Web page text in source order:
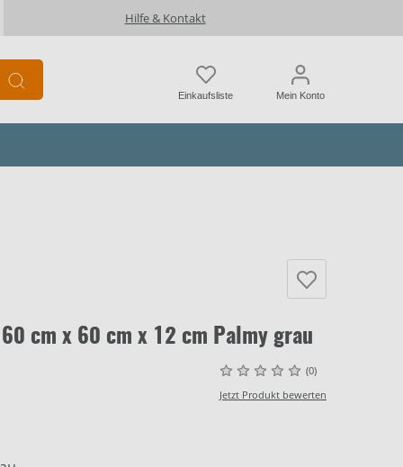
Hilfe & Kontakt
Einkaufsliste Mein Konto
60 cm x 60 cm x 12 cm Palmy grau
(0)
Jetzt Produkt bewerten